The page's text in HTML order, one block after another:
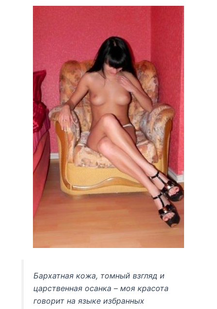
Бархатная кожа, томный взгляд и
царственная осанка – моя красота
говорит на языке избранных